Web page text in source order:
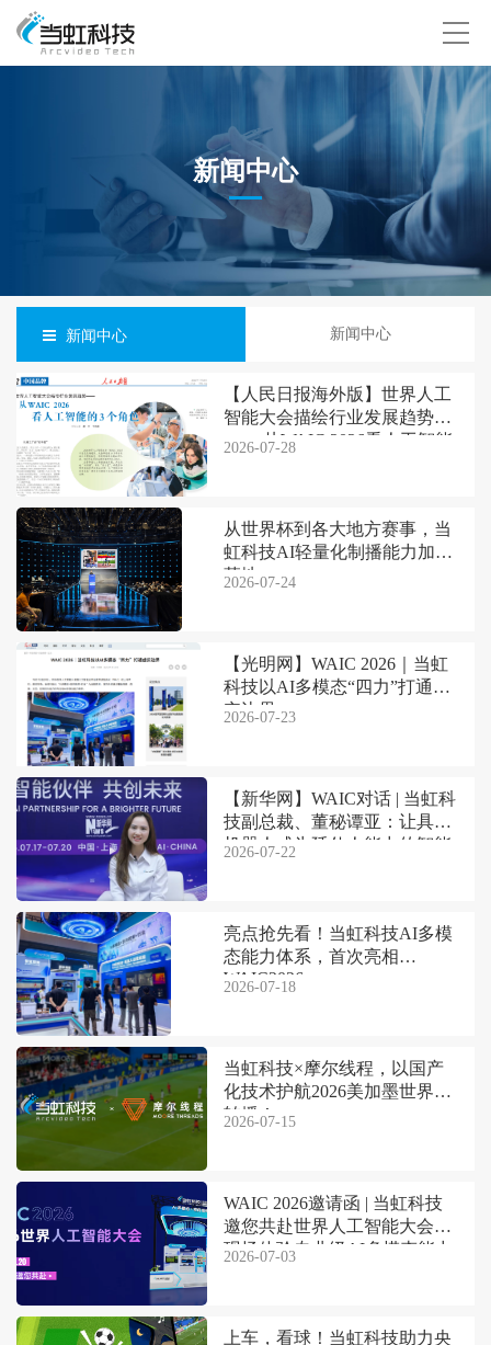
新闻中心
新闻中心 新闻中心
【人民日报海外版】世界人工
智能大会描绘行业发展趋势
—— 从WAIC 2026看人工智能
2026-07-28
从世界杯到各大地方赛事，当
虹科技AI轻量化制播能力加速
落地
2026-07-24
【光明网】WAIC 2026｜当虹
科技以AI多模态“四力”打通虚
实边界
2026-07-23
【新华网】WAIC对话 | 当虹科
技副总裁、董秘谭亚：让具身
机器人成为延伸人能力的智能
2026-07-22
亮点抢先看！当虹科技AI多模
态能力体系，首次亮相
WAIC2026
2026-07-18
当虹科技×摩尔线程，以国产
化技术护航2026美加墨世界杯
转播！
2026-07-15
WAIC 2026邀请函 | 当虹科技
邀您共赴世界人工智能大会，
现场体验专业级AI多模态能力
2026-07-03
上车，看球！当虹科技助力央